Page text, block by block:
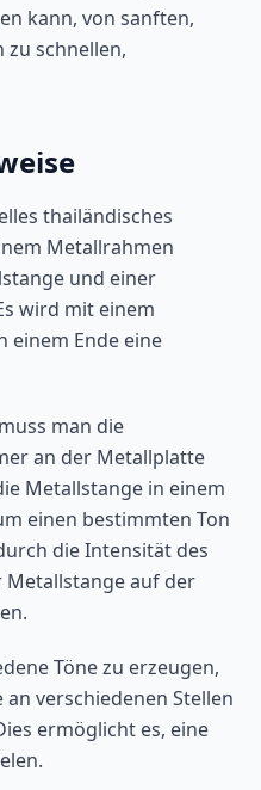
kann, von sanften,
zu schnellen,
thailändisches
Metallrahmen
und einer
wird mit einem
einem Ende eine
man die
an der Metallplatte
Metallstange in einem
einen bestimmten Ton
die Intensität des
Metallstange auf der
Töne zu erzeugen,
verschiedenen Stellen
ermöglicht es, eine